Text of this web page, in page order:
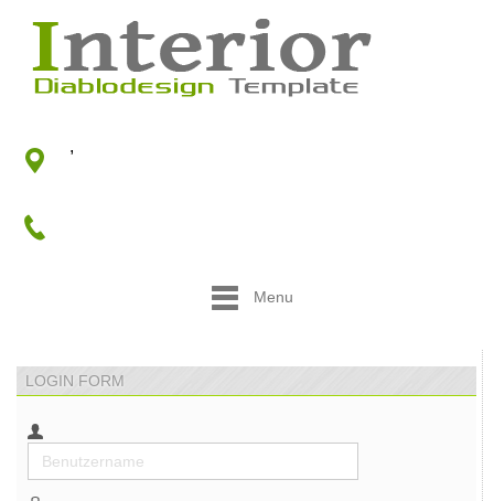
,
Menu
LOGIN FORM
Benutzername